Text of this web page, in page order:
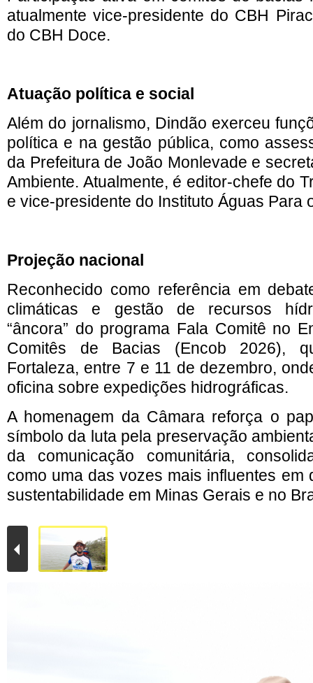
atualmente vice-presidente do CBH
do CBH Doce.
Atuação política e social
Além do jornalismo, Dindão exerceu
política e na gestão pública, como
da Prefeitura de João Monlevade e
Ambiente. Atualmente, é editor-chefe do
e vice-presidente do Instituto Águas Para
Projeção nacional
Reconhecido como referência em
climáticas e gestão de recursos
“âncora” do programa Fala Comitê no
Comitês de Bacias (Encob 2026),
Fortaleza, entre 7 e 11 de dezembro,
oficina sobre expedições hidrográficas.
A homenagem da Câmara reforça o
símbolo da luta pela preservação
da comunicação comunitária,
como uma das vozes mais influentes em
sustentabilidade em Minas Gerais e no